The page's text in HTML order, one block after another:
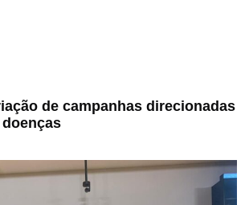
de campanhas direcionadas